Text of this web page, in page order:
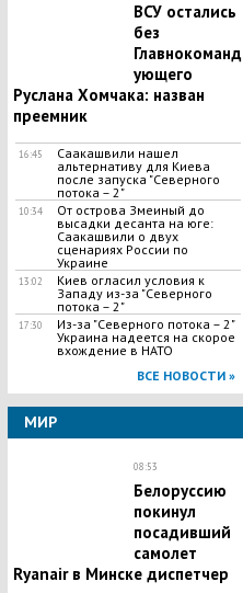
ВСУ остались
без
Главнокоманд
ующего
Руслана Хомчака: назван
преемник
16:45
Саакашвили нашел
альтернативу для Киева
после запуска "Северного
потока – 2"
10:34
​От острова Змеиный до
высадки десанта на юге:
Саакашвили о двух
сценариях России по
Украине
13:02
Киев огласил условия к
Западу из-за "Северного
потока – 2"
17:30
Из-за "Северного потока – 2"
Украина надеется на скорое
вхождение в НАТО
ВСЕ НОВОСТИ »
МИР
08:53
Белоруссию
покинул
посадивший
самолет
Ryanair в Минске диспетчер